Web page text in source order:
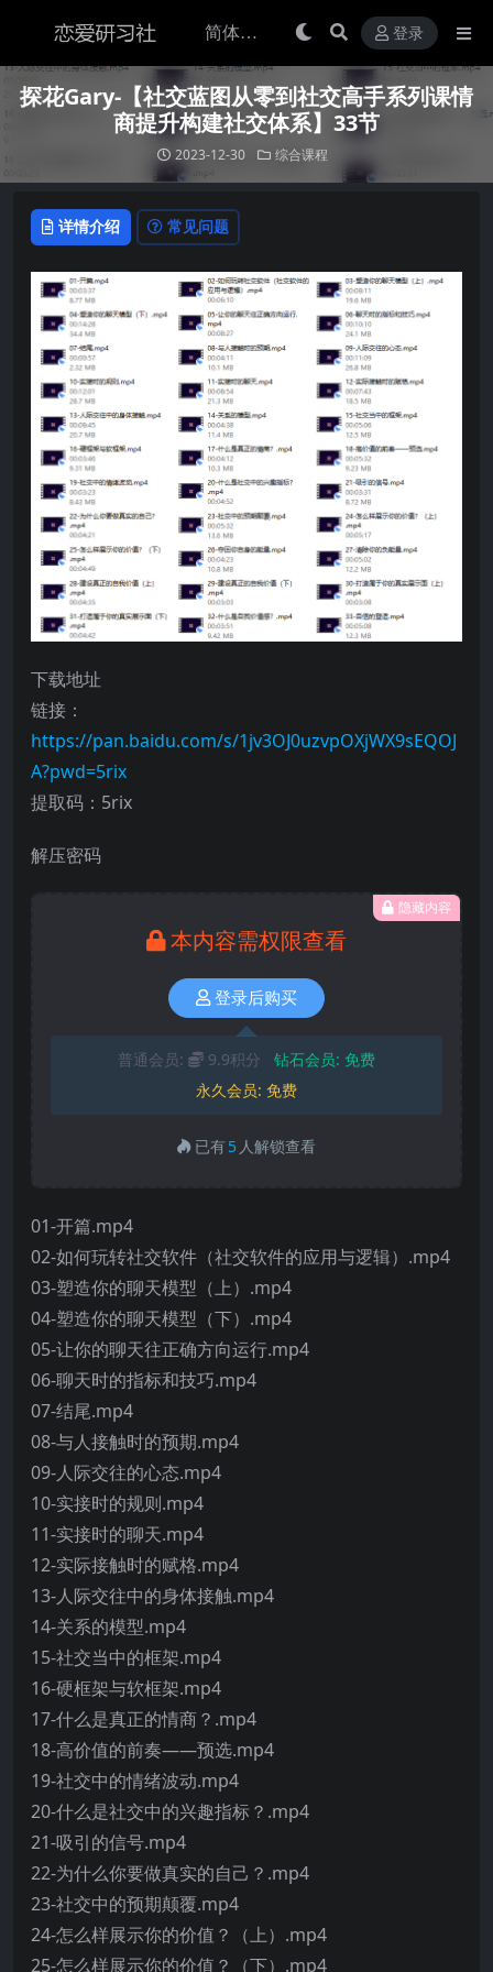
登录
探花Gary-【社交蓝图从零到社交高手系列课情
商提升构建社交体系】33节
2023-12-30 综合课程
详情介绍 常见问题
下载地址
链接：
https://pan.baidu.com/s/1jv3OJ0uzvpOXjWX9sEQOJ
A?pwd=5rix
提取码：5rix
解压密码
隐藏内容
本内容需权限查看
登录后购买
普通会员: 9.9积分 钻石会员: 免费
永久会员: 免费
已有5 人解锁查看
01-开篇.mp4
02-如何玩转社交软件（社交软件的应用与逻辑）.mp4
03-塑造你的聊天模型（上）.mp4
04-塑造你的聊天模型（下）.mp4
05-让你的聊天往正确方向运行.mp4
06-聊天时的指标和技巧.mp4
07-结尾.mp4
08-与人接触时的预期.mp4
09-人际交往的心态.mp4
10-实接时的规则.mp4
11-实接时的聊天.mp4
12-实际接触时的赋格.mp4
13-人际交往中的身体接触.mp4
14-关系的模型.mp4
15-社交当中的框架.mp4
16-硬框架与软框架.mp4
17-什么是真正的情商？.mp4
18-高价值的前奏——预选.mp4
19-社交中的情绪波动.mp4
20-什么是社交中的兴趣指标？.mp4
21-吸引的信号.mp4
22-为什么你要做真实的自己？.mp4
23-社交中的预期颠覆.mp4
24-怎么样展示你的价值？（上）.mp4
25-怎么样展示你的价值？（下）.mp4